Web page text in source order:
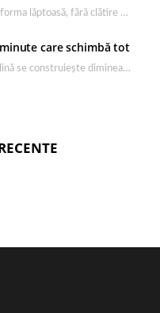
Un leave in sub forma lăptoasă, fără clătire care completează rutina Ultimate Smooth și transformă…
care schimbă tot
Eleganța masculină se construiește dimineața, în câteva minute și cu produsele potrivite. O rutină de…